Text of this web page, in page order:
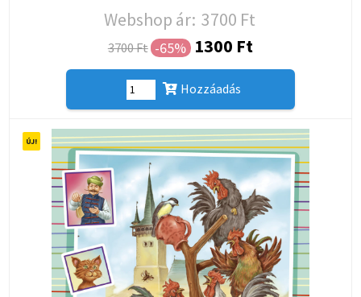
Webshop ár: 3700 Ft
3700 Ft -65% 1300 Ft
Hozzáadás